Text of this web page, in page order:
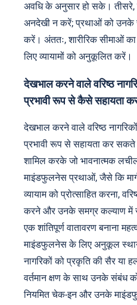
अवधि के अनुसार हो सके। तीसरे,
अनदेखी न करें; प्रथाओं को उनके
करें। अंततः, शारीरिक सीमाओं
लिए व्यायामों को अनुकूलित करें।
देखभाल करने वाले वरिष्ठ
प्रभावी रूप से कैसे सहायता
देखभाल करने वाले वरिष्ठ
प्रभावी रूप से सहायता कर
शामिल करके जो भावनात्मक
माइंडफुलनेस प्रथाओं, जैसे कि
व्यायाम को प्रोत्साहित करना,
करने और उनके समग्र कल्याण में
एक शांतिपूर्ण वातावरण बनाना
माइंडफुलनेस के लिए अनुकूल स्थान
नागरिकों को प्रकृति की सैर या
वर्तमान क्षण के साथ उनके संबंध
नियमित चेक-इन और उनके